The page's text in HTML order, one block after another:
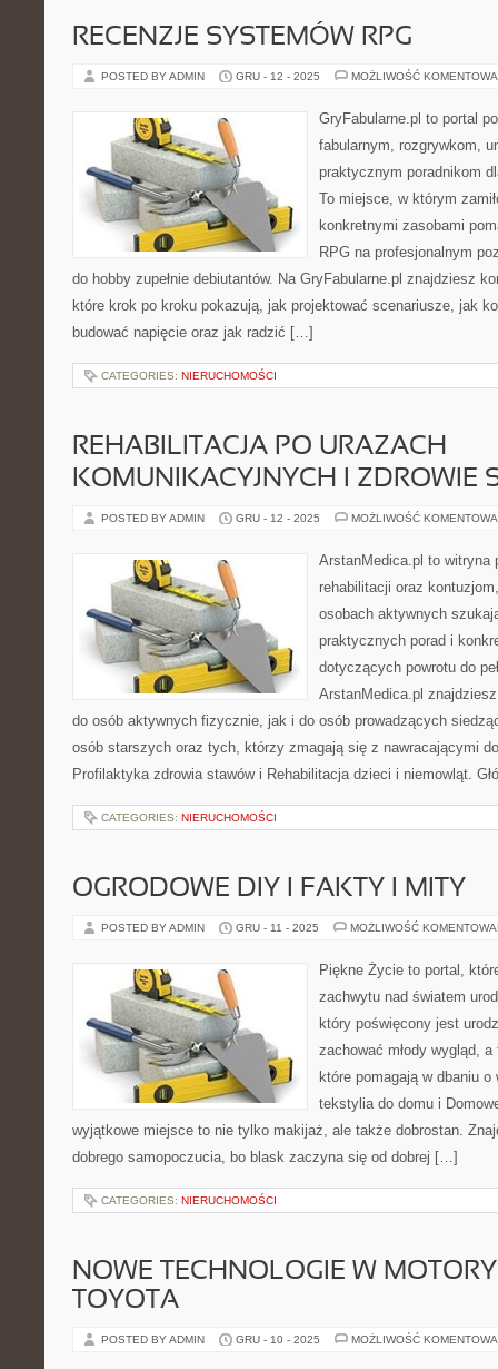
RECENZJE SYSTEMÓW RPG
POSTED BY ADMIN GRU - 12 - 2025 MOŻLIWOŚĆ
GryFabularne.pl to portal
fabularnym, rozgrywkom,
praktycznym poradnikom
To miejsce, w którym
konkretnymi zasobami
RPG na profesjonalnym
do hobby zupełnie debiutantów. Na GryFabularne.pl znajdziesz
które krok po kroku pokazują, jak projektować scenariusze, jak
budować napięcie oraz jak radzić […]
CATEGORIES: NIERUCHOMOŚCI
REHABILITACJA PO URAZACH
KOMUNIKACYJNYCH I ZDROWIE
POSTED BY ADMIN GRU - 12 - 2025 MOŻLIWOŚĆ
ArstanMedica.pl to witryna
rehabilitacji oraz
osobach aktywnych
praktycznych porad i
dotyczących powrotu do
ArstanMedica.pl
do osób aktywnych fizycznie, jak i do osób prowadzących
osób starszych oraz tych, którzy zmagają się z nawracającymi
Profilaktyka zdrowia stawów i Rehabilitacja dzieci i niemowląt.
CATEGORIES: NIERUCHOMOŚCI
OGRODOWE DIY I FAKTY I MITY
POSTED BY ADMIN GRU - 11 - 2025 MOŻLIWOŚĆ
Piękne Życie to portal,
zachwytu nad światem
który poświęcony jest
zachować młody wygląd,
które pomagają w dbaniu
tekstylia do domu i
wyjątkowe miejsce to nie tylko makijaż, ale także dobrostan.
dobrego samopoczucia, bo blask zaczyna się od dobrej […]
CATEGORIES: NIERUCHOMOŚCI
NOWE TECHNOLOGIE W
TOYOTA
POSTED BY ADMIN GRU - 10 - 2025 MOŻLIWOŚĆ